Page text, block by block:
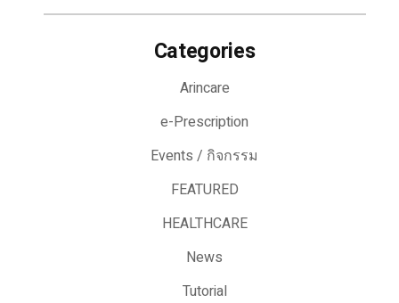
Categories
Arincare
e-Prescription
Events / กิจกรรม
FEATURED
HEALTHCARE
News
Tutorial